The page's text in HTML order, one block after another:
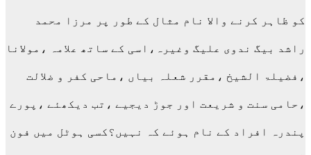
کو ظاہر کرنے والا نام مثال کے طور پر مرزا محمد
راشد بیگ ندوی علیگ وغیرہ،اسی کے ساتھ علامہ ،مولانا
،فضیلۃ الشیخ ،مقرر شعلہ بیاں ،ماحی کفر و ضلالت
،حامی سنت و شریعت اور جوڑ دیجیے ،تب دیکھئے ،پورے
پندرہ افراد کے نام ہوئے کہ نہیں؟کسی ہوٹل میں فون